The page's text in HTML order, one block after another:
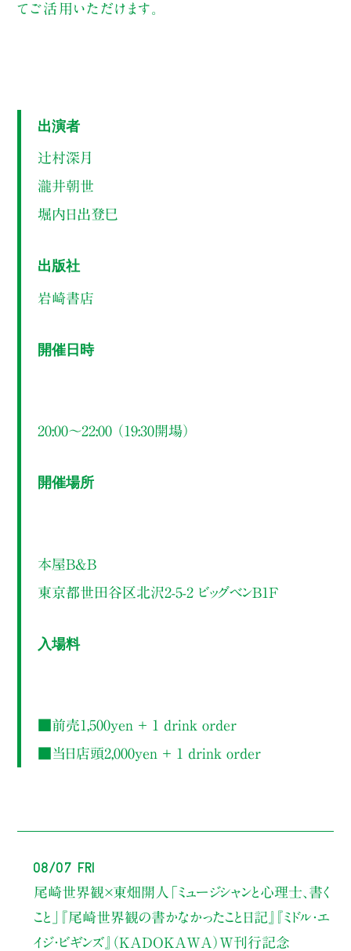
てご活用いただけます。
出演者
辻村深月
瀧井朝世
堀内日出登巳
出版社
岩崎書店
開催日時
20:00～22:00 （19:30開場）
開催場所
本屋B&B
東京都世田谷区北沢2-5-2 ビッグベンB1F
入場料
■前売1,500yen ＋ 1 drink order
■当日店頭2,000yen ＋ 1 drink order
08/07 Fri
尾崎世界観×東畑開人
「ミュージシャンと心理士、書く
こと」
『尾崎世界観の書かなかったこと日記』『ミドル・エ
イジ・ビギンズ』（KADOKAWA）W刊行記念